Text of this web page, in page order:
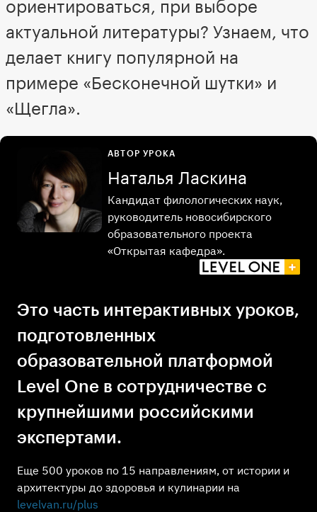
ориентироваться, при выборе
актуальной литературы? Узнаем, что
делает книгу популярной на
примере «Бесконечной шутки» и
«Щегла».
Это часть интерактивных уроков,
подготовленных
образовательной платформой
Level One в сотрудничестве с
крупнейшими российскими
экспертами.
Еще 500 уроков по 15 направлениям, от истории и
архитектуры до здоровья и кулинарии на
levelvan.ru/plus
АВТОР УРОКА
Наталья Ласкина
Кандидат филологических наук,
руководитель новосибирского
образовательного проекта
«Открытая кафедра».